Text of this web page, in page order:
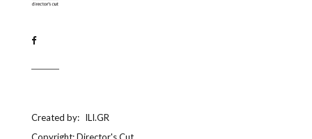
Created by: ILI.GR